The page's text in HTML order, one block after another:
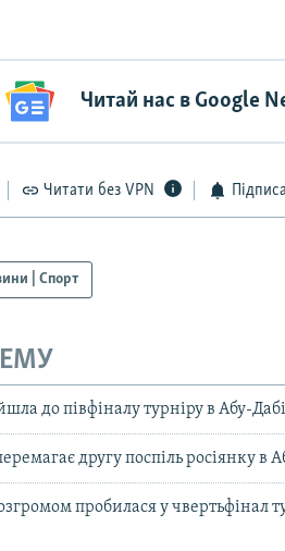
Читай нас в Google
Читати без VPN
| Спорт
до півфіналу турніру в Абу-Дабі
другу поспіль росіянку в
пробилася у чвертьфінал